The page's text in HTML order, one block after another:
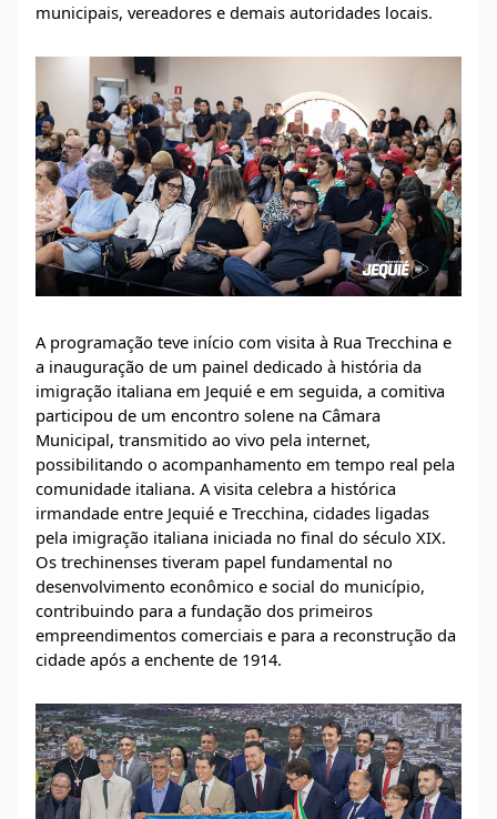
municipais, vereadores e demais autoridades locais.
A programação teve início com visita à Rua Trecchina e
a inauguração de um painel dedicado à história da
imigração italiana em Jequié e em seguida, a comitiva
participou de um encontro solene na Câmara
Municipal, transmitido ao vivo pela internet,
possibilitando o acompanhamento em tempo real pela
comunidade italiana. A visita celebra a histórica
irmandade entre Jequié e Trecchina, cidades ligadas
pela imigração italiana iniciada no final do século XIX.
Os trechinenses tiveram papel fundamental no
desenvolvimento econômico e social do município,
contribuindo para a fundação dos primeiros
empreendimentos comerciais e para a reconstrução da
cidade após a enchente de 1914.